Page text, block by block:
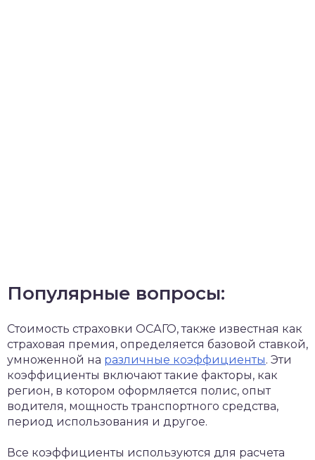
Популярные вопросы:
Стоимость страховки ОСАГО, также известная как
страховая премия, определяется базовой ставкой,
умноженной на различные коэффициенты. Эти
коэффициенты включают такие факторы, как
регион, в котором оформляется полис, опыт
водителя, мощность транспортного средства,
период использования и другое.
Все коэффициенты используются для расчета